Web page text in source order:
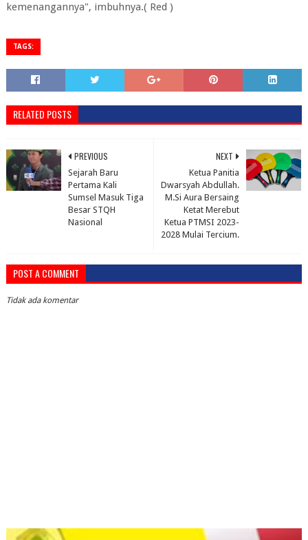
kemenangannya", imbuhnya.( Red )
TAGS:
RELATED POSTS
NEXT
Ketua Panitia
Dwarsyah Abdullah.
M.Si Aura Bersaing
Ketat Merebut
Ketua PTMSI 2023-
2028 Mulai Tercium.
PREVIOUS
Sejarah Baru
Pertama Kali
Sumsel Masuk Tiga
Besar STQH
Nasional
POST A COMMENT
Tidak ada komentar